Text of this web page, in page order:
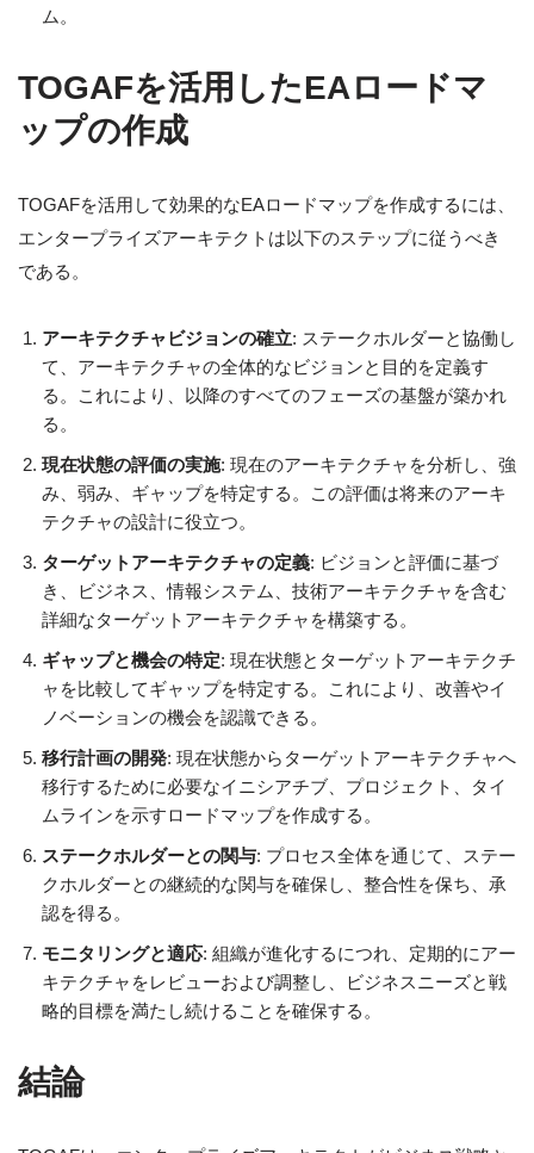
ム。
TOGAFを活用したEAロードマ
ップの作成
TOGAFを活用して効果的なEAロードマップを作成するには、
エンタープライズアーキテクトは以下のステップに従うべき
である。
アーキテクチャビジョンの確立: ステークホルダーと協働し
て、アーキテクチャの全体的なビジョンと目的を定義す
る。これにより、以降のすべてのフェーズの基盤が築かれ
る。
現在状態の評価の実施: 現在のアーキテクチャを分析し、強
み、弱み、ギャップを特定する。この評価は将来のアーキ
テクチャの設計に役立つ。
ターゲットアーキテクチャの定義: ビジョンと評価に基づ
き、ビジネス、情報システム、技術アーキテクチャを含む
詳細なターゲットアーキテクチャを構築する。
ギャップと機会の特定: 現在状態とターゲットアーキテクチ
ャを比較してギャップを特定する。これにより、改善やイ
ノベーションの機会を認識できる。
移行計画の開発: 現在状態からターゲットアーキテクチャへ
移行するために必要なイニシアチブ、プロジェクト、タイ
ムラインを示すロードマップを作成する。
ステークホルダーとの関与: プロセス全体を通じて、ステー
クホルダーとの継続的な関与を確保し、整合性を保ち、承
認を得る。
モニタリングと適応: 組織が進化するにつれ、定期的にアー
キテクチャをレビューおよび調整し、ビジネスニーズと戦
略的目標を満たし続けることを確保する。
結論